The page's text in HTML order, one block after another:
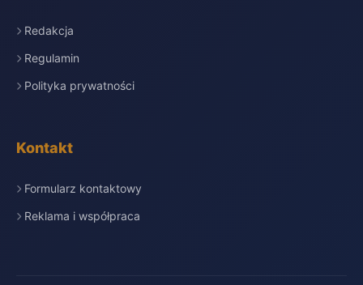
Redakcja
Regulamin
Polityka prywatności
Kontakt
Formularz kontaktowy
Reklama i współpraca